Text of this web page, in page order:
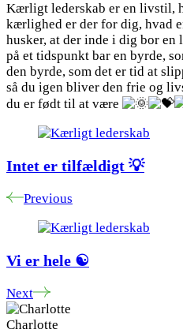
Kærligt lederskab er en livstil,
kærlighed er der for dig, hvad
husker, at der inde i dig bor
på et tidspunkt bar en byrde,
den byrde, som det er tid at
så du igen bliver den frie og
du er født til at være
Post
Navigation
Intet er tilfældigt 💡
Previous
Vi er hele ☯
Next
Charlotte